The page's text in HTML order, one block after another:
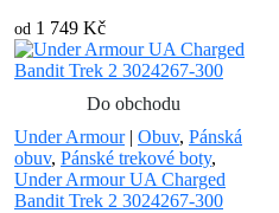
od 1 749 Kč
Do obchodu
Under Armour| Obuv, Pánská
obuv, Pánské trekové boty,
Under Armour UA Charged
Bandit Trek 2 3024267-300